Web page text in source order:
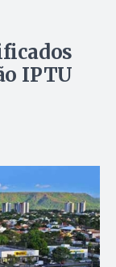
IPTU